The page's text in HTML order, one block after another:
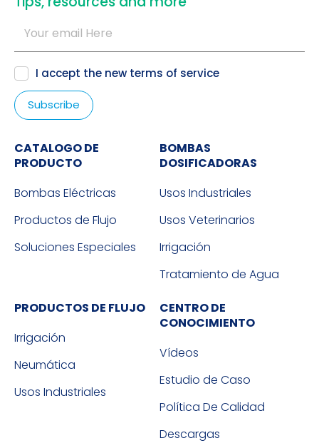
I accept the new terms of service
CATALOGO DE
PRODUCTO
Bombas Eléctricas
Productos de Flujo
Soluciones Especiales
BOMBAS
DOSIFICADORAS
Usos Industriales
Usos Veterinarios
Irrigación
Tratamiento de Agua
PRODUCTOS DE FLUJO
Irrigación
Neumática
Usos Industriales
CENTRO DE
CONOCIMIENTO
Vídeos
Estudio de Caso
Política De Calidad
Descargas